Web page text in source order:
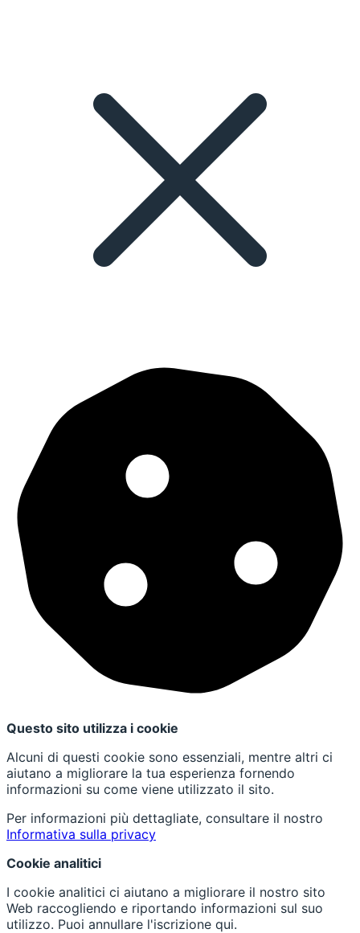
Questo sito utilizza i cookie
Alcuni di questi cookie sono essenziali, mentre altri ci
aiutano a migliorare la tua esperienza fornendo
informazioni su come viene utilizzato il sito.
Per informazioni più dettagliate, consultare il nostro
Informativa sulla privacy
Cookie analitici
I cookie analitici ci aiutano a migliorare il nostro sito
Web raccogliendo e riportando informazioni sul suo
utilizzo. Puoi annullare l'iscrizione qui.